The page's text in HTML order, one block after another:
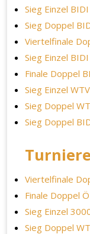
Sieg Einzel
Sieg Doppel
Viertelfinale
Sieg Einzel
Finale Doppel
Sieg Einzel
Sieg Doppel
Sieg Doppel
Viertelfinale
Finale Doppel
Sieg Einzel
Sieg Doppel